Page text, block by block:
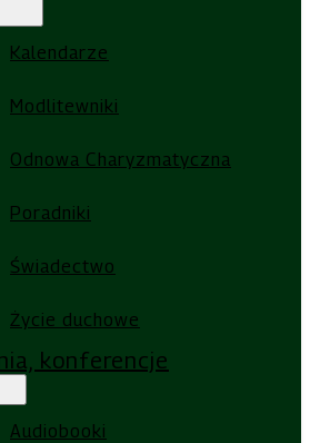
Kalendarze
Modlitewniki
Odnowa Charyzmatyczna
Poradniki
Świadectwo
Życie duchowe
konferencje
Audiobooki